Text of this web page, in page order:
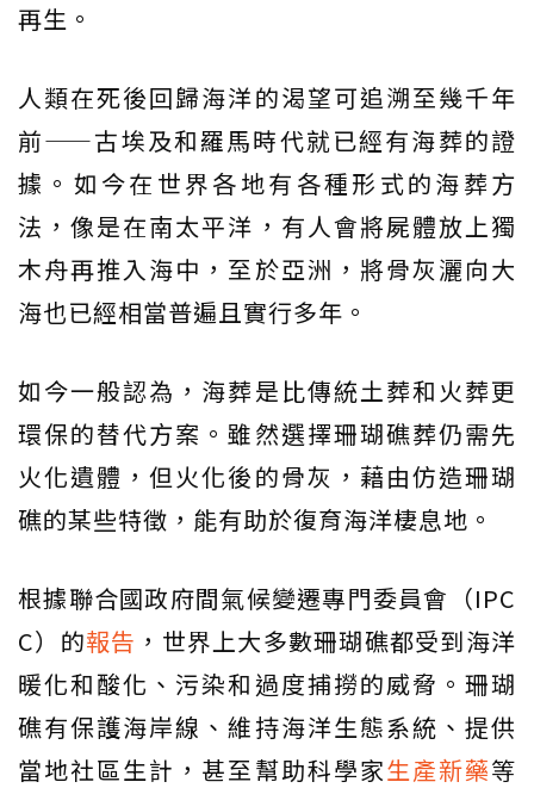
再生。
人類在死後回歸海洋的渴望可追溯至幾千年
前——古埃及和羅馬時代就已經有海葬的證
據。如今在世界各地有各種形式的海葬方
法，像是在南太平洋，有人會將屍體放上獨
木舟再推入海中，至於亞洲，將骨灰灑向大
海也已經相當普遍且實行多年。
如今一般認為，海葬是比傳統土葬和火葬更
環保的替代方案。雖然選擇珊瑚礁葬仍需先
火化遺體，但火化後的骨灰，藉由仿造珊瑚
礁的某些特徵，能有助於復育海洋棲息地。
根據聯合國政府間氣候變遷專門委員會（IPC
C）的報告 ，世界上大多數珊瑚礁都受到海洋
暖化和酸化、污染和過度捕撈的威脅。珊瑚
礁有保護海岸線、維持海洋生態系統、提供
當地社區生計，甚至幫助科學家生產新藥等